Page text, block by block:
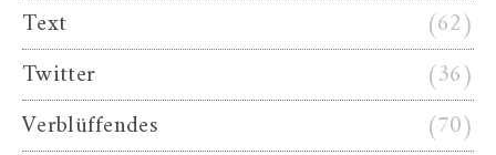
Text
(62)
Twitter
(36)
Verblüffendes
(70)